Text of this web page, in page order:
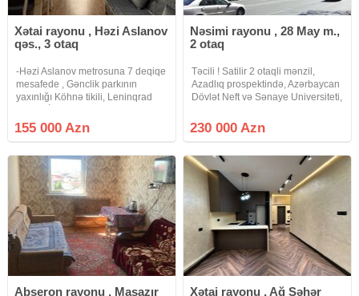
Xətai rayonu , Həzi Aslanov
qəs., 3 otaq
-Həzi Aslanov metrosuna 7 deqiqe
mesafede , Gənclik parkının
yaxınlığı Köhnə tikili, Leninqrad
(Əşyalı nağd 215 min Əşyasız 208
min ) -Güzəştli 4% İpoteka, Paşa
155 000 Azn
Nəsimi rayonu , 28 May m.,
2 otaq
Təcili ! Satilir 2 otaqli mənzil,
Azadlıq prospektində, Azərbaycan
Dövlət Neft və Sənaye Universiteti,
" 28 May " metrosu yaxinliğinda.
Mərtəbə: 4/4. Eksperimental
230 000 Azn
Abşeron rayonu , Masazır
Xətai rayonu , Ağ Şəhər